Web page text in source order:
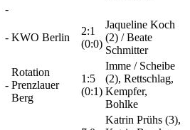
-
- KWO Berlin
2:1
(0:0)
Jaqueline Koch
(2) / Beate
Schmitter
-
Rotation
Prenzlauer
Berg
1:5
(0:1)
Imme / Scheibe
(2), Rettschlag,
Kempfer,
Bohlke
Katrin Prühs (3),